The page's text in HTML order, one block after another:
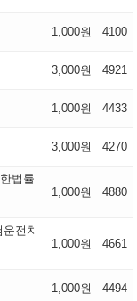
1,000원 4100
3,000원 4921
1,000원 4433
3,000원 4270
법률
1,000원 4880
전치
1,000원 4661
1,000원 4494